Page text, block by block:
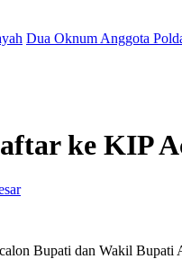
Dua Oknum Anggota
ke KIP
Bupati dan Wakil Bupati